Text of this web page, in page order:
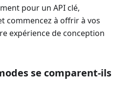
pour un API clé,
commencez à offrir à vos
expérience de conception
se comparent-ils